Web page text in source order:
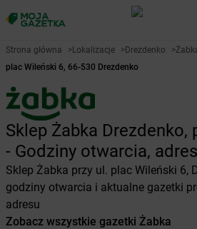
Strona główna >Lokalizacje >Drezdenko >
plac Wileński 6, 66-530 Drezdenko
Sklep Żabka Drezdenko,
- Godziny otwarcia,
Sklep Żabka przy ul. plac Wileński 6,
godziny otwarcia i aktualne gazetki
adresu
Zobacz wszystkie gazetki Żabka